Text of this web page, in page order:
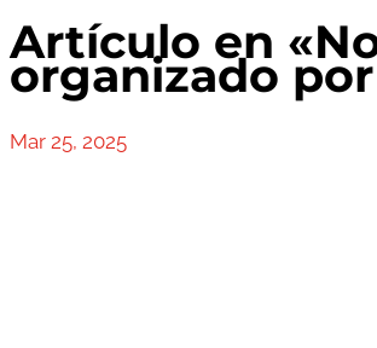
Artículo en
organizado
Mar 25, 2025